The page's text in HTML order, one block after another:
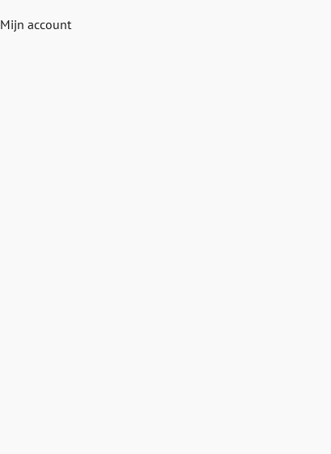
Mijn account